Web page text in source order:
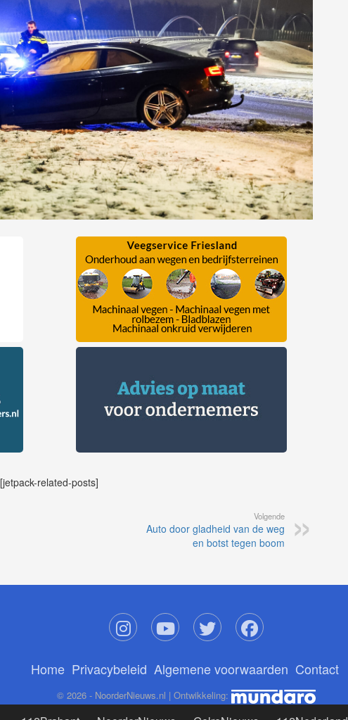
[jetpack-related-posts]
Volgende
Auto door gladheid van de weg
en botst tegen boom
Home Privacybeleid Algemene voorwaarden Contact
© 2026 - NoorderNieuws.nl | Ontwikkeling: